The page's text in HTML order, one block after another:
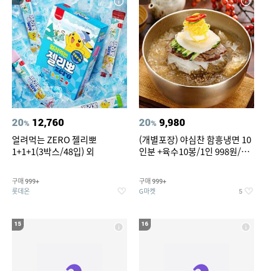
20% 12,760
얼려먹는 ZERO 젤리뽀
1+1+1(3박스/48입) 외
구매 999+
롯데온
20% 9,980
(개별포장) 야심찬 함흥냉면 10
인분 +육수10봉/1인 998원/머
구매 999+
G마켓 5
15 16